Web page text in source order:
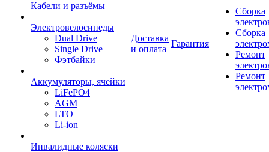
Кабели и разъёмы
Электровелосипеды
Dual Drive
Single Drive
Фэтбайки
Аккумуляторы, ячейки
LiFePO4
AGM
LTO
Li-ion
Инвалидные коляски
Доставка
и оплата
Гарантия
Сборка
Сборка
Ремонт
Ремонт